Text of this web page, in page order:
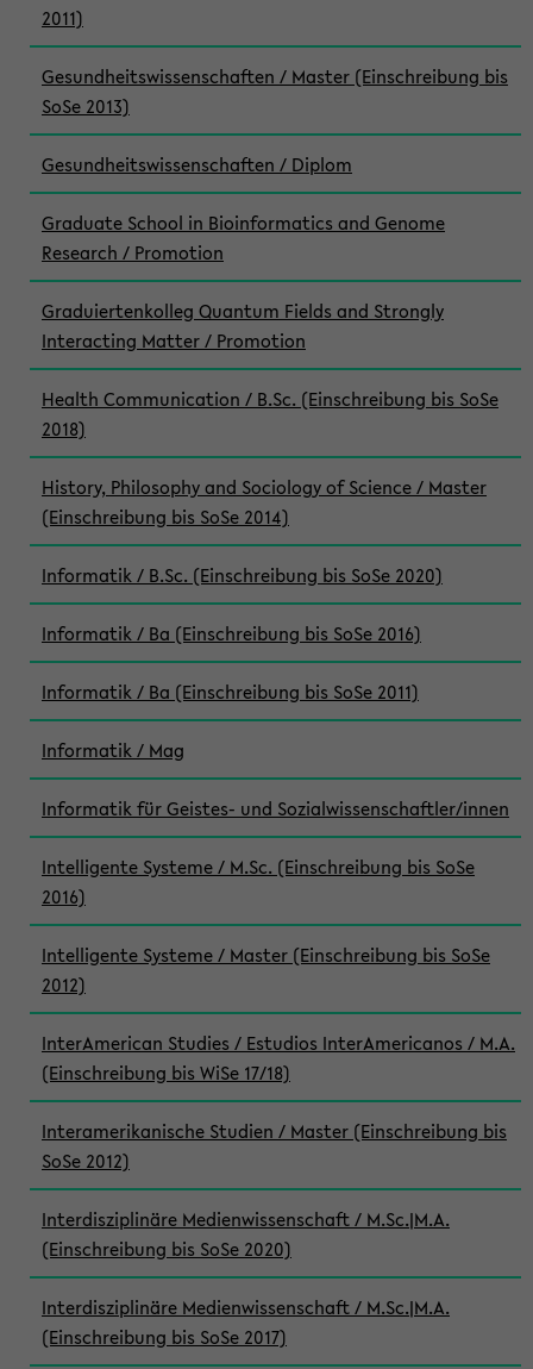
2011)
Gesundheitswissenschaften / Master (Einschreibung bis
SoSe 2013)
Gesundheitswissenschaften / Diplom
Graduate School in Bioinformatics and Genome
Research / Promotion
Graduiertenkolleg Quantum Fields and Strongly
Interacting Matter / Promotion
Health Communication / B.Sc. (Einschreibung bis SoSe
2018)
History, Philosophy and Sociology of Science / Master
(Einschreibung bis SoSe 2014)
Informatik / B.Sc. (Einschreibung bis SoSe 2020)
Informatik / Ba (Einschreibung bis SoSe 2016)
Informatik / Ba (Einschreibung bis SoSe 2011)
Informatik / Mag
Informatik für Geistes- und Sozialwissenschaftler/innen
Intelligente Systeme / M.Sc. (Einschreibung bis SoSe
2016)
Intelligente Systeme / Master (Einschreibung bis SoSe
2012)
InterAmerican Studies / Estudios InterAmericanos / M.A.
(Einschreibung bis WiSe 17/18)
Interamerikanische Studien / Master (Einschreibung bis
SoSe 2012)
Interdisziplinäre Medienwissenschaft / M.Sc.|M.A.
(Einschreibung bis SoSe 2020)
Interdisziplinäre Medienwissenschaft / M.Sc.|M.A.
(Einschreibung bis SoSe 2017)